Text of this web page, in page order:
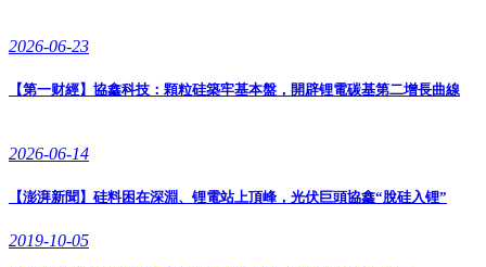
2026-06-23
【第一财經】協鑫科技：顆粒硅築牢基本盤，開辟锂電碳基第二增長曲線
2026-06-14
【澎湃新聞】硅料困在深淵、锂電站上頂峰，光伏巨頭協鑫“脫硅入锂”
2019-10-05